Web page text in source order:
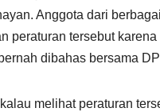
Anggota dari
peraturan tersebut karena
dibahas bersama
melihat peraturan